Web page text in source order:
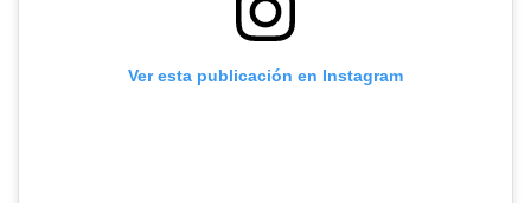
Ver esta publicación en Instagram